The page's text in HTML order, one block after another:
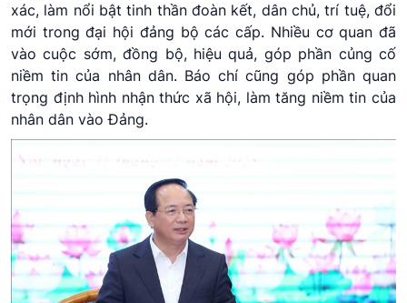
xác, làm nổi bật tinh thần đoàn kết, dân chủ, trí tuệ, đổi
mới trong đại hội đảng bộ các cấp. Nhiều cơ quan đã
vào cuộc sớm, đồng bộ, hiệu quả, góp phần củng cố
niềm tin của nhân dân. Báo chí cũng góp phần quan
trọng định hình nhận thức xã hội, làm tăng niềm tin của
nhân dân vào Đảng.